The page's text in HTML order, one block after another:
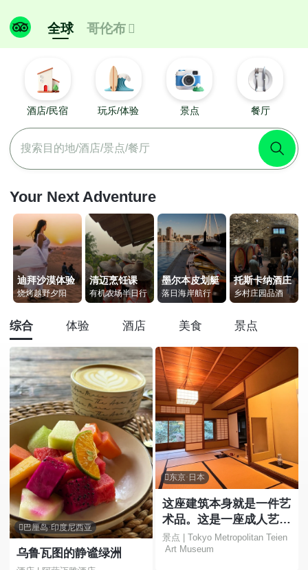
全球 哥伦布 
酒店/民宿 玩乐/体验 景点 餐厅
搜索目的地/酒店/景点/餐厅
Your Next Adventure
迪拜沙漠体验
烧烤越野夕阳
清迈烹饪课
有机农场半日行
墨尔本皮划艇
落日海岸航行
托斯卡纳酒庄
乡村庄园品酒
综合 体验 酒店 美食 景点
巴厘岛·印度尼西亚
乌鲁瓦图的静谧绿洲
东京·日本
这座建筑本身就是一件艺
术品。这是一座成人艺术
博物馆，您可以在这里欣
赏花园和美丽的建筑。
景点 | Tokyo Metropolitan Teien
Art Museum